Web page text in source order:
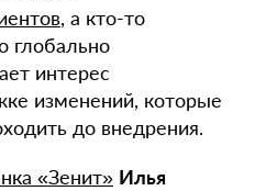
, а кто-то
глобально
интерес
изменений, которые
до внедрения.
«Зенит» Илья